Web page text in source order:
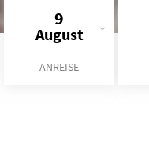
9
August
ANREISE